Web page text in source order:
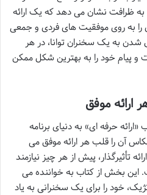
به ظرافت نشان می دهد که یک ارائه
به روی موفقیت های فردی و جمعی
شدن به یک سخنران توانا، در هر
و پیام خود را به بهترین شکل ممکن
ارائه موفق
حرفه ای» به دنیای برنامه
آن را قلب هر ارائه موفق می
تأثیرگذار، پیش از هر چیز نیازمند
این بخش از کتاب به خواننده می
خود را برای یک سخنرانی به یاد